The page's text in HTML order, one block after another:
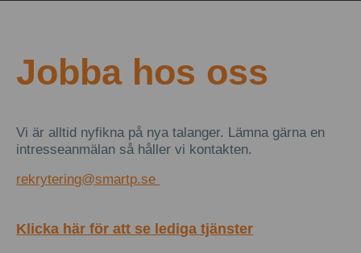
Jobba hos oss
Vi är alltid nyfikna på nya talanger. Lämna gärna en
intresseanmälan så håller vi kontakten.
rekrytering@smartp.se
Klicka här för att se lediga tjänster